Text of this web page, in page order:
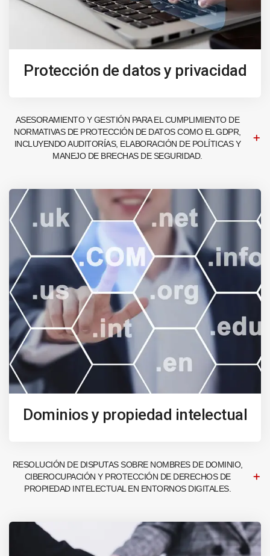
Protección de datos y privacidad
ASESORAMIENTO Y GESTIÓN PARA EL CUMPLIMIENTO DE
NORMATIVAS DE PROTECCIÓN DE DATOS COMO EL GDPR,
INCLUYENDO AUDITORÍAS, ELABORACIÓN DE POLÍTICAS Y
MANEJO DE BRECHAS DE SEGURIDAD.
Dominios y propiedad intelectual
RESOLUCIÓN DE DISPUTAS SOBRE NOMBRES DE DOMINIO,
CIBEROCUPACIÓN Y PROTECCIÓN DE DERECHOS DE
PROPIEDAD INTELECTUAL EN ENTORNOS DIGITALES.